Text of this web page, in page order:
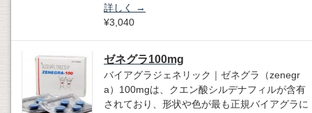
詳しく
→
¥3,040
ゼネグラ100mg
バイアグラジェネリック｜ゼネグラ（zenegr
a）100mgは、クエン酸シルデナフィルが含有
されており、形状や色が最も正規バイアグラに